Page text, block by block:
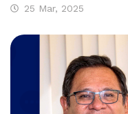
25 Mar, 2025